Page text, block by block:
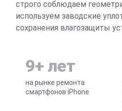
строго соблюдаем
используем заводские
сохранения влагозащиты
9+ лет
на рынке ремонта
смартфонов iPhone